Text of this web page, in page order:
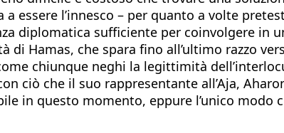
essere l’innesco – per quanto a volte
diplomatica sufficiente per coinvolgere in
Hamas, che spara fino all’ultimo razzo
chiunque neghi la legittimità
ciò che il suo rappresentante all’Aja,
in questo momento, eppure l’unico